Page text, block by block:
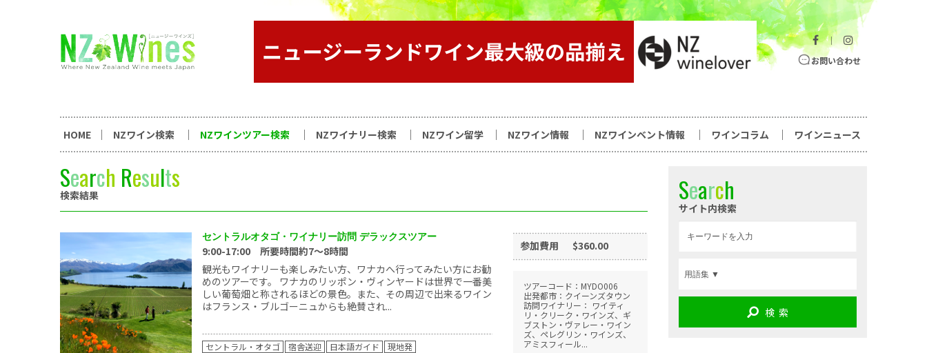
ニュージーランドワイン総合サイト
｜
お問い合わせ
HOME NZワイン検索 NZワインツアー検索 NZワイナリー検索 NZワイン留学 NZワイン情報 NZワインベント情報 ワインコラム ワインニュース
Search Results
検索結果
セントラルオタゴ・ワイナリー訪問 デラックスツアー
9:00-17:00 所要時間約7～8時間
観光もワイナリーも楽しみたい方、ワナカへ行ってみたい方にお勧
めのツアーです。 ワナカのリッポン・ヴィンヤードは世界で一番美
しい葡萄畑と称されるほどの景色。また、その周辺で出来るワイン
はフランス・ブルゴーニュからも絶賛され...
セントラル・オタゴ 宿舎送迎 日本語ガイド 現地発
参加費用 $360.00
ツアーコード：MYDO006
出発都市：クイーンズタウン
訪問ワイナリー： ワイティ
リ・クリーク・ワインズ、ギ
ブストン・ヴァレー・ワイン
ズ、ペレグリン・ワインズ、
アミスフィール...
Search
サイト内検索
検 索